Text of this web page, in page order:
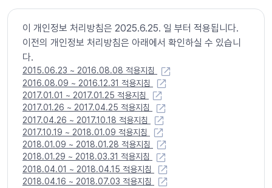
이 개인정보 처리방침은 2025.6.25. 일 부터 적용됩니다.
이전의 개인정보 처리방침은 아래에서 확인하실 수 있습니
다.
2015.06.23 ~ 2016.08.08 적용지침
2016.08.09 ~ 2016.12.31 적용지침
2017.01.01 ~ 2017.01.25 적용지침
2017.01.26 ~ 2017.04.25 적용지침
2017.04.26 ~ 2017.10.18 적용지침
2017.10.19 ~ 2018.01.09 적용지침
2018.01.09 ~ 2018.01.28 적용지침
2018.01.29 ~ 2018.03.31 적용지침
2018.04.01 ~ 2018.04.15 적용지침
2018.04.16 ~ 2018.07.03 적용지침